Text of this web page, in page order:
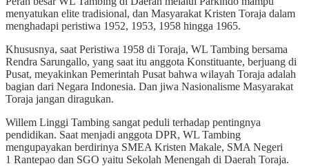
menyatukan elite tradisional, dan Masyarakat Kristen Toraja dalam
menghadapi peristiwa 1952, 1953, 1958 hingga 1965.
Khususnya, saat Peristiwa 1958 di Toraja, WL Tambing bersama
Rendra Sarungallo, yang saat itu anggota Konstituante, berjuang di
Pusat, meyakinkan Pemerintah Pusat bahwa wilayah Toraja adalah
bagian dari Negara Indonesia. Dan jiwa Nasionalisme Masyarakat
Toraja jangan diragukan.
Willem Linggi Tambing sangat peduli terhadap pentingnya
pendidikan. Saat menjadi anggota DPR, WL Tambing
mengupayakan berdirinya SMEA Kristen Makale, SMA Negeri
1 Rantepao dan SGO yaitu Sekolah Menengah di Daerah Toraja.